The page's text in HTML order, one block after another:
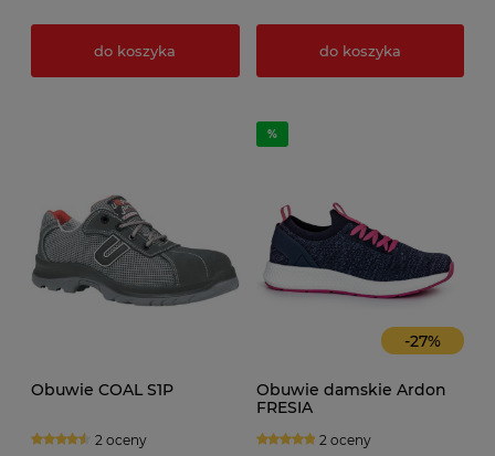
do koszyka do koszyka
Obuwie COAL S1P
2 oceny
-27%
Obuwie damskie Ardon
FRESIA
2 oceny